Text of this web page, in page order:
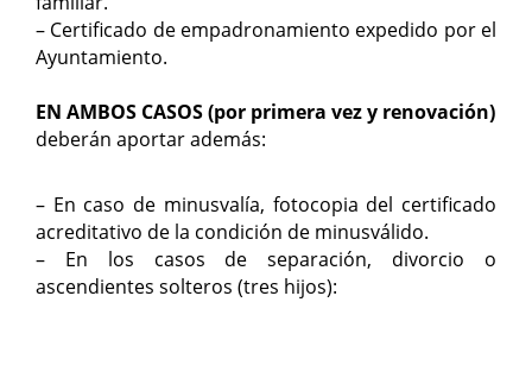
– Certificado de empadronamiento expedido por el
Ayuntamiento.
EN AMBOS CASOS (por primera vez y renovación)
deberán aportar además:
– En caso de minusvalía, fotocopia del certificado
acreditativo de la condición de minusválido.
– En los casos de separación, divorcio o
ascendientes solteros (tres hijos):